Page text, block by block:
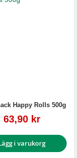
Happy Rolls 500g
Reapris
63,90 kr
i varukorg